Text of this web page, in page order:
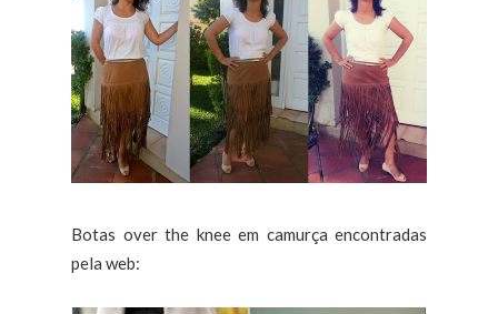
Botas over the knee em camurça encontradas
pela web: